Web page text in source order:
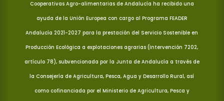
Cooperativas Agro-alimentarias de Andalucía ha recibido una
ayuda de la Unión Europea con cargo al Programa FEADER
Andalucía 2021-2027 para la prestación del Servicio Sostenible en
Producción Ecológica a explotaciones agrarias (Intervención 7202,
artículo 78), subvencionada por la Junta de Andalucía a través de
la Consejería de Agricultura, Pesca, Agua y Desarrollo Rural, así
como cofinanciada por el Ministerio de Agricultura, Pesca y